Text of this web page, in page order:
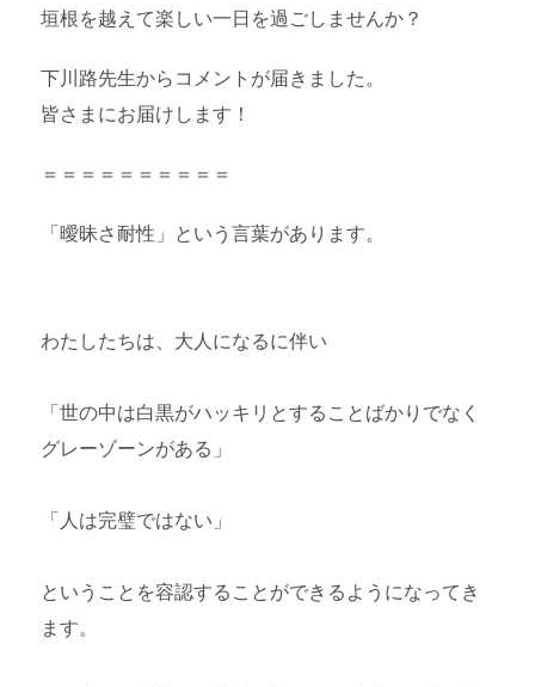
垣根を越えて楽しい一日を過ごしませんか？
下川路先生からコメントが届きました。
皆さまにお届けします！
＝＝＝＝＝＝＝＝＝＝
「曖昧さ耐性」という言葉があります。
わたしたちは、大人になるに伴い
「世の中は白黒がハッキリとすることばかりでなく
グレーゾーンがある」
「人は完璧ではない」
ということを容認することができるようになってき
ます。